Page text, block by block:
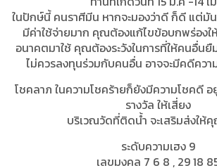
ในปักษ์นี้ คนราศีมีน หากจะมองว่าดี ก็ดี แต่มั
มีค่าใช้จ่ายมาก คุณต้องแก้ไขข้อบกพร่องให้
อนาคตมาใช้ คุณต้องระวังในการที่ให้คนอื่นยื
ไม่ควรลงทุนร่วมกับคนอื่น อาจจะมีคดีคว
โชคลาภ ในความโชคร้ายก็ยังมีความโชคดี อ
รางวัล ให้เสี่ยง
บริเวณวัดที่ติดน้ำ จะเสริมส่งให้
ระดับความเฮง 9
เลขมงคล 7 6 8 , 29 18